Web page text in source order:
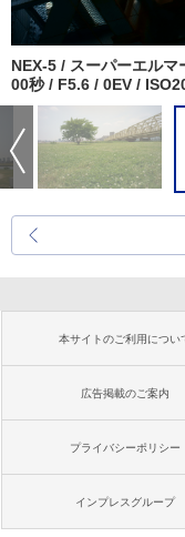
NEX-5 / スーパーエル
00秒 / F5.6 / 0EV /
本サイトのご利用につい
広告掲載のご案内
プライバシーポリシー
インプレスグループ